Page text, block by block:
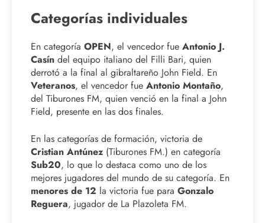
Categorías individuales
En categoría OPEN, el vencedor fue Antonio J.
Casín del equipo italiano del Filli Bari, quien
derrotó a la final al gibraltareño John Field. En
Veteranos, el vencedor fue Antonio Montaño,
del Tiburones FM, quien venció en la final a John
Field, presente en las dos finales.
En las categorías de formación, victoria de
Cristian Antúnez (Tiburones FM.) en categoría
Sub20, lo que lo destaca como uno de los
mejores jugadores del mundo de su categoría. En
menores de 12 la victoria fue para Gonzalo
Reguera, jugador de La Plazoleta FM.